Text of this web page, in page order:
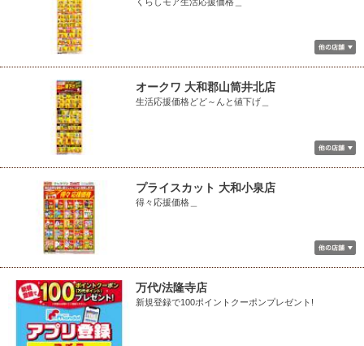
オークワ 大和郡山筒井北店
生活応援価格どど～んと値下げ＿
プライスカット 大和小泉店
得々応援価格＿
万代/法隆寺店
新規登録で100ポイントクーポンプレゼント!